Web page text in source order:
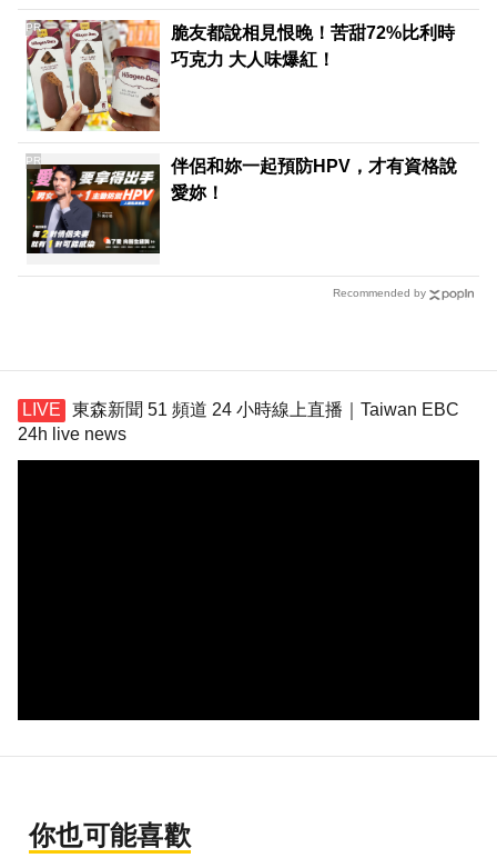
脆友都說相見恨晚！苦甜72%比利時
巧克力 大人味爆紅！
PR
伴侶和妳一起預防HPV，才有資格說
愛妳！
PR
Recommended by
東森新聞 51 頻道 24 小時線上直播｜Taiwan EBC
24h live news
你也可能喜歡